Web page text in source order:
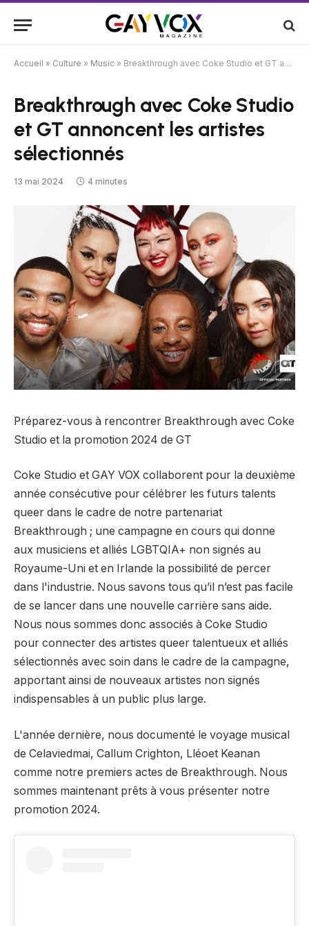
Accueil » Culture » Music » Breakthrough avec Coke Studio et GT annoncent les artistes sélectionnés
Breakthrough avec Coke Studio
et GT annoncent les artistes
sélectionnés
13 mai 2024 4 minutes
Préparez-vous à rencontrer Breakthrough avec Coke
Studio et la promotion 2024 de GT
Coke Studio et GAY VOX collaborent pour la deuxième
année consécutive pour célébrer les futurs talents
queer dans le cadre de notre partenariat
Breakthrough ; une campagne en cours qui donne
aux musiciens et alliés LGBTQIA+ non signés au
Royaume-Uni et en Irlande la possibilité de percer
dans l'industrie. Nous savons tous qu’il n’est pas facile
de se lancer dans une nouvelle carrière sans aide.
Nous nous sommes donc associés à Coke Studio
pour connecter des artistes queer talentueux et alliés
sélectionnés avec soin dans le cadre de la campagne,
apportant ainsi de nouveaux artistes non signés
indispensables à un public plus large.
L'année dernière, nous documenté le voyage musical
de Celaviedmai, Callum Crighton, Lléoet Keanan
comme notre premiers actes de Breakthrough. Nous
sommes maintenant prêts à vous présenter notre
promotion 2024.